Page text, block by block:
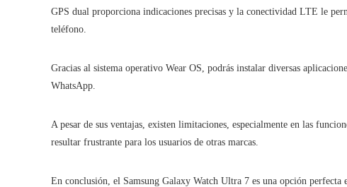
GPS dual proporciona indicaciones precisas y la conectividad LTE le
teléfono.
Gracias al sistema operativo Wear OS, podrás instalar diversas
WhatsApp.
A pesar de sus ventajas, existen limitaciones, especialmente en las
resultar frustrante para los usuarios de otras marcas.
En conclusión, el Samsung Galaxy Watch Ultra 7 es una opción